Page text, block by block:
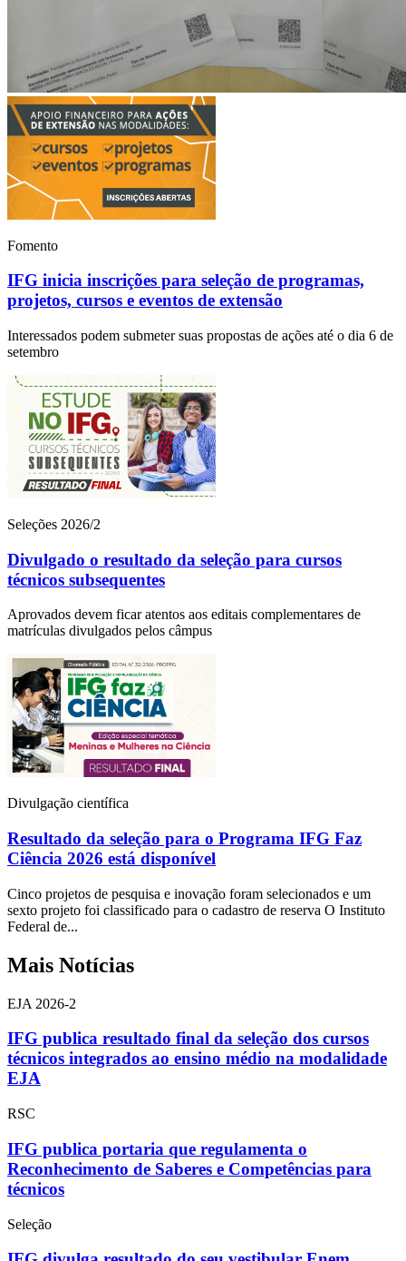
Fomento
IFG inicia inscrições para seleção de programas,
projetos, cursos e eventos de extensão
Interessados podem submeter suas propostas de ações até o dia 6 de
setembro
Seleções 2026/2
Divulgado o resultado da seleção para cursos
técnicos subsequentes
Aprovados devem ficar atentos aos editais complementares de
matrículas divulgados pelos câmpus
Divulgação científica
Resultado da seleção para o Programa IFG Faz
Ciência 2026 está disponível
Cinco projetos de pesquisa e inovação foram selecionados e um
sexto projeto foi classificado para o cadastro de reserva O Instituto
Federal de...
Mais Notícias
EJA 2026-2
IFG publica resultado final da seleção dos cursos
técnicos integrados ao ensino médio na modalidade
EJA
RSC
IFG publica portaria que regulamenta o
Reconhecimento de Saberes e Competências para
técnicos
Seleção